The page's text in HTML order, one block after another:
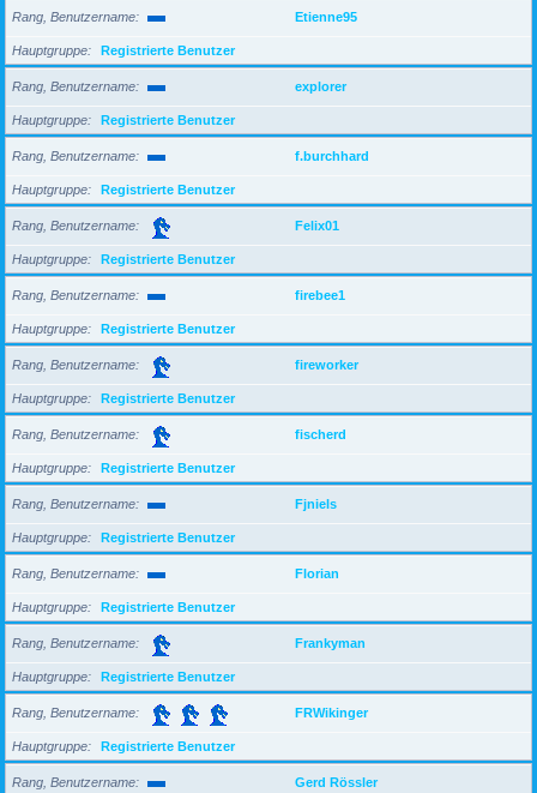
Rang, Benutzername Etienne95
Hauptgruppe Registrierte Benutzer
Rang, Benutzername explorer
Hauptgruppe Registrierte Benutzer
Rang, Benutzername f.burchhard
Hauptgruppe Registrierte Benutzer
Rang, Benutzername Felix01
Hauptgruppe Registrierte Benutzer
Rang, Benutzername firebee1
Hauptgruppe Registrierte Benutzer
Rang, Benutzername fireworker
Hauptgruppe Registrierte Benutzer
Rang, Benutzername fischerd
Hauptgruppe Registrierte Benutzer
Rang, Benutzername Fjniels
Hauptgruppe Registrierte Benutzer
Rang, Benutzername Florian
Hauptgruppe Registrierte Benutzer
Rang, Benutzername Frankyman
Hauptgruppe Registrierte Benutzer
Rang, Benutzername FRWikinger
Hauptgruppe Registrierte Benutzer
Rang, Benutzername Gerd Rössler